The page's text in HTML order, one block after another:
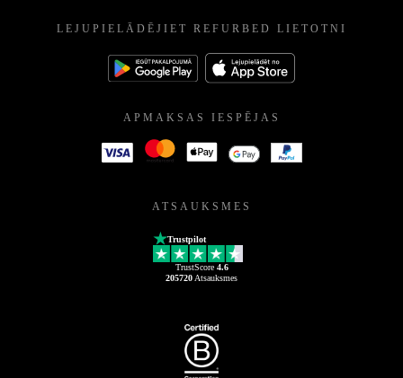
LEJUPIELĀDĒJIET REFURBED LIETOTNI
APMAKSAS IESPĒJAS
ATSAUKSMES
Trustpilot
TrustScore 4.6
205720 Atsauksmes